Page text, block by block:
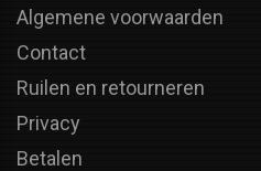
Algemene voorwaarden
Contact
Ruilen en retourneren
Privacy
Betalen